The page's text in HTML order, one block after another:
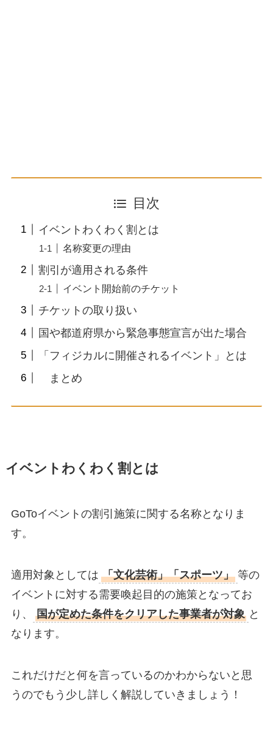
目次
イベントわくわく割とは
名称変更の理由
割引が適用される条件
イベント開始前のチケット
チケットの取り扱い
国や都道府県から緊急事態宣言が出た場合
「フィジカルに開催されるイベント」とは
まとめ
イベントわくわく割とは
GoToイベントの割引施策に関する名称となりま
す。
適用対象としては 「文化芸術」「スポーツ」 等の
イベントに対する需要喚起目的の施策となってお
り、
国が定めた条件をクリアした事業者が対象 と
なります。
これだけだと何を言っているのかわからないと思
うのでもう少し詳しく解説していきましょう！